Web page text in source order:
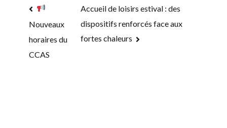
Navigation
de
l’article
Nouveaux
horaires du
CCAS
Accueil de loisirs estival : des
dispositifs renforcés face aux
fortes chaleurs